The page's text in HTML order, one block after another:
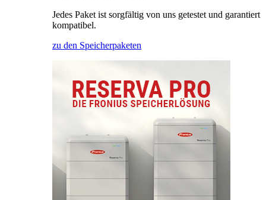
Jedes Paket ist sorgfältig von uns getestet und garantiert
kompatibel.
zu den Speicherpaketen